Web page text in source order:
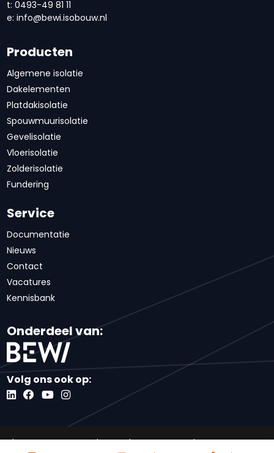
t: 0493-49 81 11
e: info@bewi.isobouw.nl
Producten
Algemene isolatie
Dakelementen
Platdakisolatie
Spouwmuurisolatie
Gevelisolatie
Vloerisolatie
Zolderisolatie
Fundering
Service
Documentatie
Nieuws
Contact
Vacatures
Kennisbank
Onderdeel van:
Volg ons ook op:
Algemene voorwaarden
Inkoopvoorwaarden